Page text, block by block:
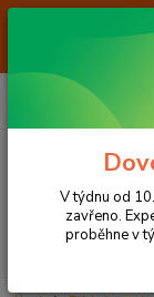
Od 7.8. do 14.8.
objednávek,
+420 605 283 713
V týdnu od
zavřeno.
proběhne v